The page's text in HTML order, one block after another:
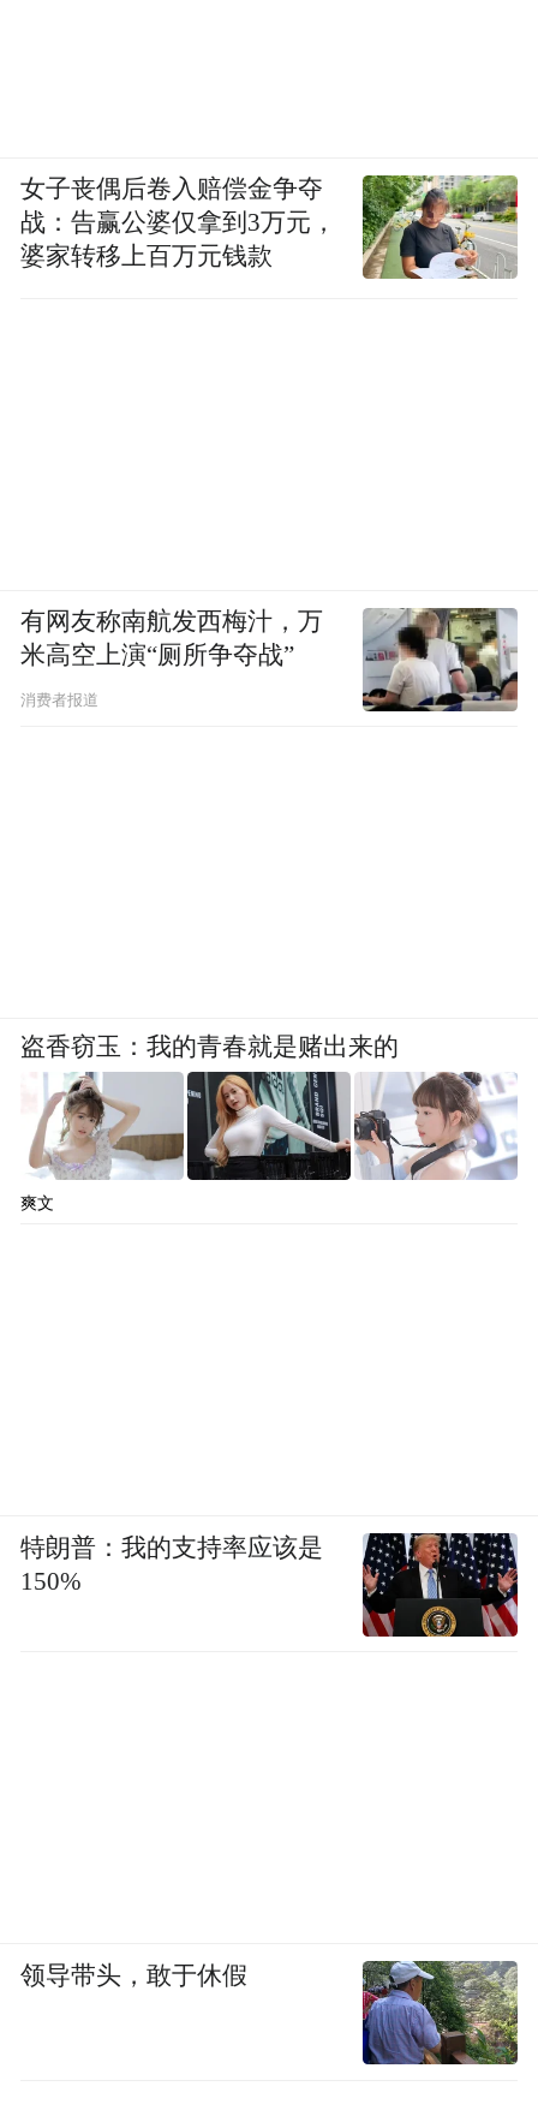
女子丧偶后卷入赔偿金争夺
战：告赢公婆仅拿到3万元，
婆家转移上百万元钱款
有网友称南航发西梅汁，万
米高空上演“厕所争夺战”
消费者报道
盗香窃玉：我的青春就是赌出来的
爽文
特朗普：我的支持率应该是
150%
领导带头，敢于休假